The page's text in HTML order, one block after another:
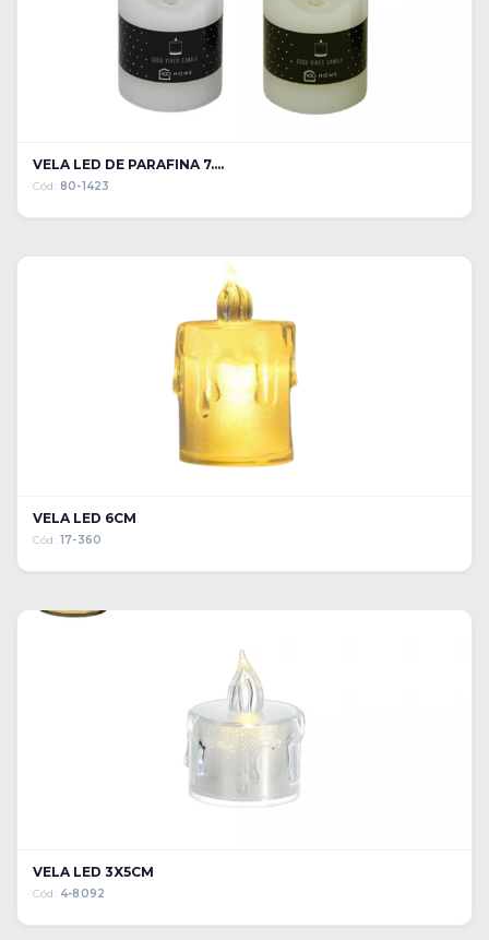
VELA LED DE PARAFINA 7....
Cód: 80-1423
VELA LED 6CM
Cód: 17-360
VELA LED 3X5CM
Cód: 4-8092